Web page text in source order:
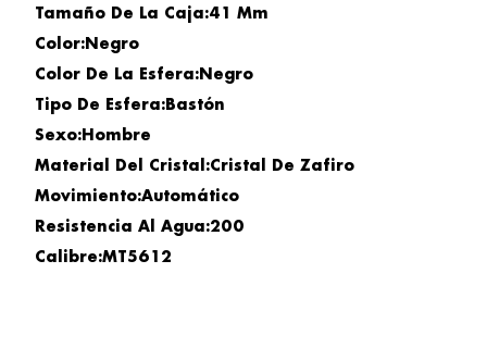
Tamaño De La Caja:41 Mm
Color:Negro
Color De La Esfera:Negro
Tipo De Esfera:Bastón
Sexo:Hombre
Material Del Cristal:Cristal De Zafiro
Movimiento:Automático
Resistencia Al Agua:200
Calibre:MT5612